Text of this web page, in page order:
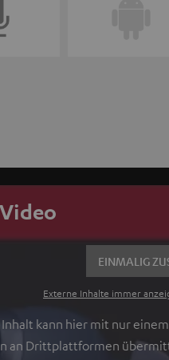
EINMALIG
Externe Inhalte immer
kann hier mit nur
an Drittplattformen